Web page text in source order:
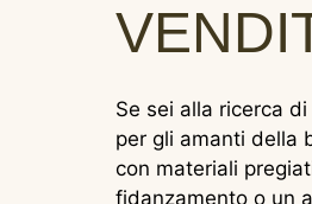
Se sei alla ricerca
per gli amanti della
con materiali
fidanzamento o un